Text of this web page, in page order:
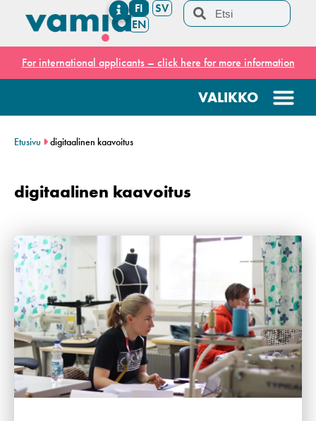
FI
SV
EN
For international applicants – click here for more information
Etusivu digitaalinen kaavoitus
digitaalinen kaavoitus